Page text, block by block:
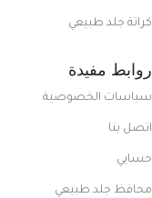
كراتة جلد طبيعي
روابط مفيدة
سياسات الخصوصية
اتصل بنا
حسابي
محافظ جلد طبيعي